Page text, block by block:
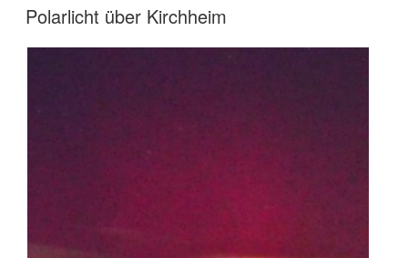
AM
Polarlicht über Kirchheim